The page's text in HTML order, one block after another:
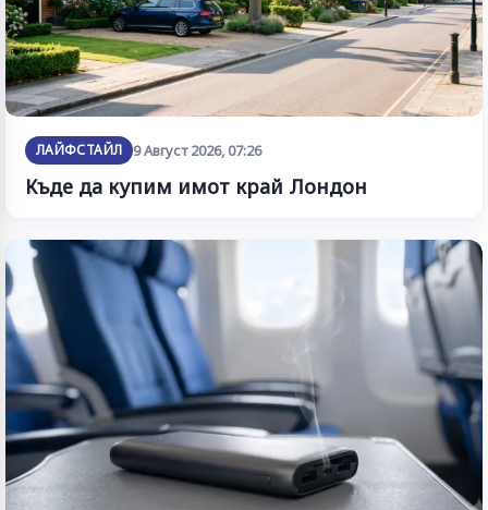
ЛАЙФСТАЙЛ 9 Август 2026, 07:26
Къде да купим имот край Лондон